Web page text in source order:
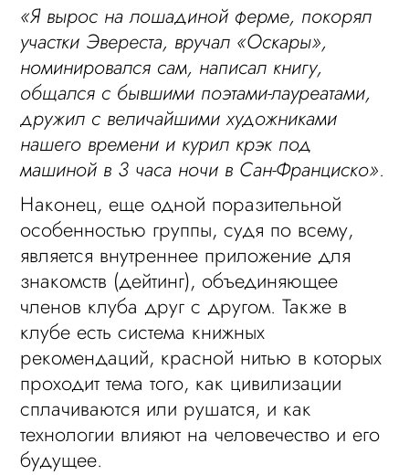
«Я вырос на лошадиной ферме, покорял
участки Эвереста, вручал «Оскары»,
номинировался сам, написал книгу,
общался с бывшими поэтами-лауреатами,
дружил с величайшими художниками
нашего времени и курил крэк под
машиной в 3 часа ночи в Сан-Франциско».
Наконец, еще одной поразительной
особенностью группы, судя по всему,
является внутреннее приложение для
знакомств (дейтинг), объединяющее
членов клуба друг с другом. Также в
клубе есть система книжных
рекомендаций, красной нитью в которых
проходит тема того, как цивилизации
сплачиваются или рушатся, и как
технологии влияют на человечество и его
будущее.